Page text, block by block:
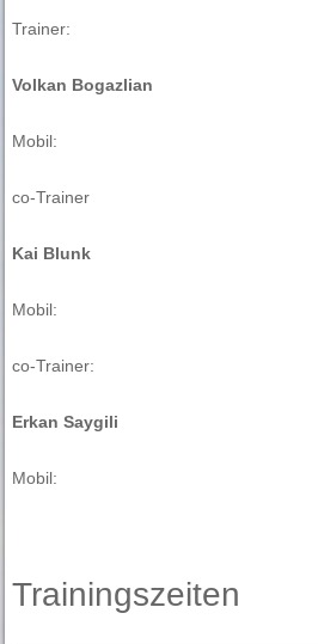
Trainer:
Volkan Bogazlian
Mobil:
co-Trainer
Kai Blunk
Mobil:
co-Trainer:
Erkan Saygili
Mobil:
Trainingszeiten